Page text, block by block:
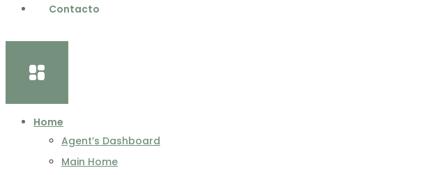
Contacto
Home
Agent’s Dashboard
Main Home